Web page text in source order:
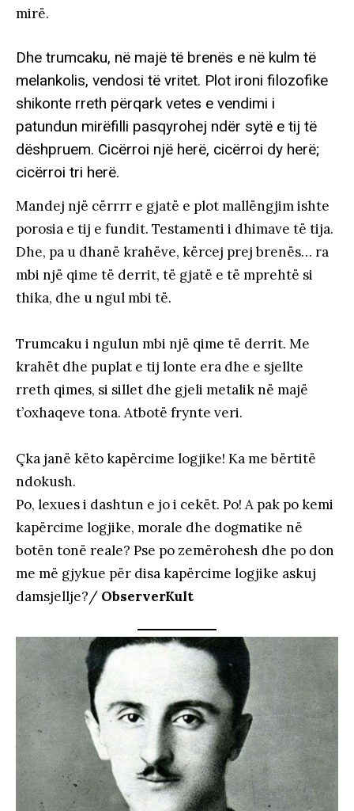
mirë.
Dhe trumcaku, në majë të brenës e në kulm të
melankolis, vendosi të vritet. Plot ironi filozofike
shikonte rreth përqark vetes e vendimi i
patundun mirëfilli pasqyrohej ndër sytë e tij të
dëshpruem. Cicërroi një herë, cicërroi dy herë;
cicërroi tri herë.
Mandej një cërrrr e gjatë e plot mallëngjim ishte
porosia e tij e fundit. Testamenti i dhimave të tija.
Dhe, pa u dhanë krahëve, kërcej prej brenës… ra
mbi një qime të derrit, të gjatë e të mprehtë si
thika, dhe u ngul mbi të.
Trumcaku i ngulun mbi një qime të derrit. Me
krahët dhe puplat e tij lonte era dhe e sjellte
rreth qimes, si sillet dhe gjeli metalik në majë
t’oxhaqeve tona. Atbotë frynte veri.
Çka janë këto kapërcime logjike! Ka me bërtitë
ndokush.
Po, lexues i dashtun e jo i cekët. Po! A pak po kemi
kapërcime logjike, morale dhe dogmatike në
botën tonë reale? Pse po zemërohesh dhe po don
me më gjykue për disa kapërcime logjike askuj
damsjellje?/ ObserverKult